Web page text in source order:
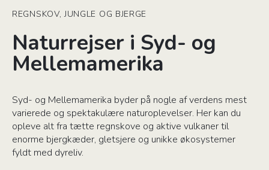
REGNSKOV, JUNGLE OG BJERGE
Naturrejser i Syd- og
Mellemamerika
Syd- og Mellemamerika byder på nogle af verdens mest
varierede og spektakulære naturoplevelser. Her kan du
opleve alt fra tætte regnskove og aktive vulkaner til
enorme bjergkæder, gletsjere og unikke økosystemer
fyldt med dyreliv.